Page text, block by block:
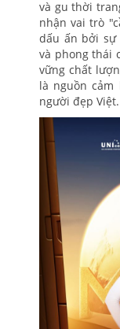
và gu thời
nhận vai trò
dấu ấn bởi sự
và phong thái
vững chất
là nguồn
người đẹp Việt.